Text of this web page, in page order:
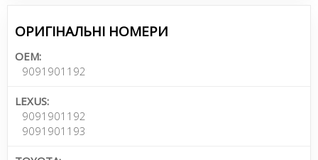
ОРИГІНАЛЬНІ НОМЕРИ
OEM:
9091901192
LEXUS:
9091901192
9091901193